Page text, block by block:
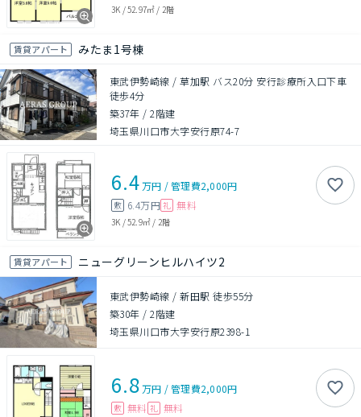
3K /52.97㎡ / 2階
賃貸アパート みたま1号棟
東武伊勢崎線 / 草加駅 バス20分 安行診療所入口下車
徒歩4分
築37年 /2階建
埼玉県川口市大字安行原74-7
6.4万円 /管理費2,000円
敷 6.4万円 礼 無料
3K /52.9㎡ / 2階
賃貸アパート ニューグリーンヒルハイツ2
東武伊勢崎線 / 新田駅 徒歩55分
築30年 /2階建
埼玉県川口市大字安行原2398-1
6.8万円 /管理費2,000円
敷 無料 礼 無料